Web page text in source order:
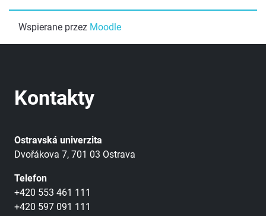
Wspierane przez Moodle
Kontakty
Ostravská univerzita
Dvořákova 7, 701 03 Ostrava
Telefon
+420 553 461 111
+420 597 091 111